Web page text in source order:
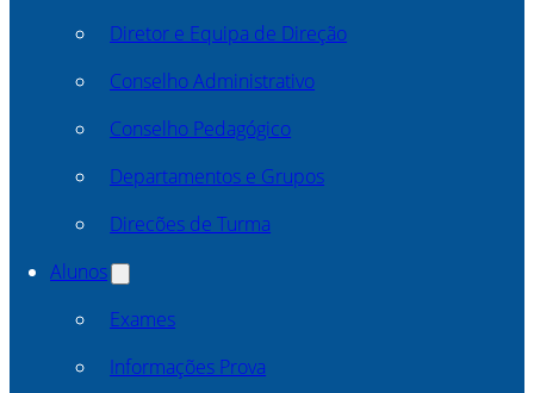
Diretor e Equipa de Direção
Conselho Administrativo
Conselho Pedagógico
Departamentos e Grupos
Direcões de Turma
Alunos
Exames
Informações Prova